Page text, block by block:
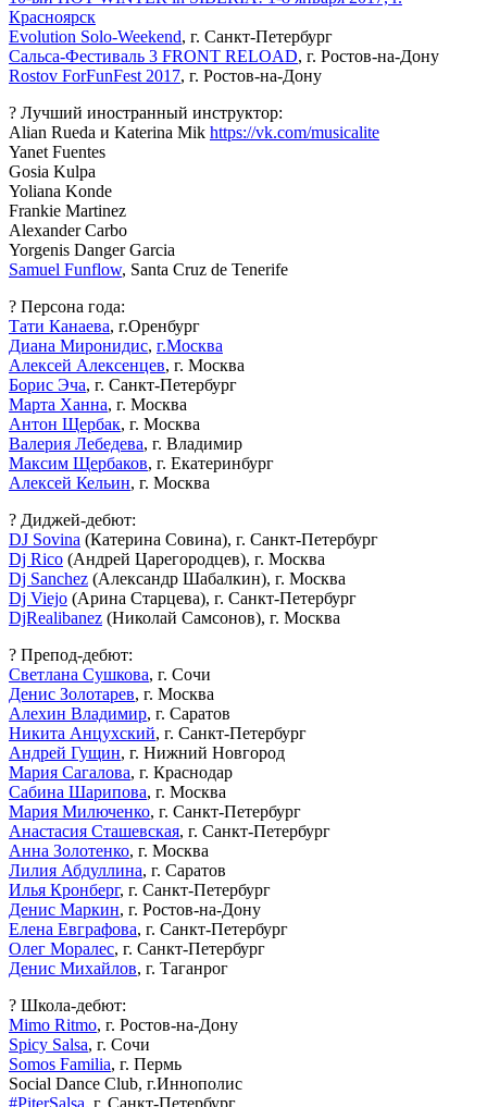
Красноярск
Evolution Solo-Weekend, г. Санкт-Петербург
Сальса-Фестиваль 3 FRONT RELOAD, г. Ростов-на-Дону
Rostov ForFunFest 2017, г. Ростов-на-Дону
? Лучший иностранный инструктор:
Alian Rueda и Katerina Mik https://vk.com/musicalite
Yanet Fuentes
Gosia Kulpa
Yoliana Konde
Frankie Martinez
Alexander Carbo
Yorgenis Danger Garcia
Samuel Funflow, Santa Cruz de Tenerife
? Персона года:
Тати Канаева, г.Оренбург
Диана Миронидис, г.Москва
Алексей Алексенцев, г. Москва
Борис Эча, г. Санкт-Петербург
Марта Ханна, г. Москва
Антон Щербак, г. Москва
Валерия Лебедева, г. Владимир
Максим Щербаков, г. Екатеринбург
Алексей Кельин, г. Москва
? Диджей-дебют:
DJ Sovina (Катерина Совина), г. Санкт-Петербург
Dj Rico (Андрей Царегородцев), г. Москва
Dj Sanchez (Александр Шабалкин), г. Москва
Dj Viejo (Арина Старцева), г. Санкт-Петербург
DjRealibanez (Николай Самсонов), г. Москва
? Препод-дебют:
Светлана Сушкова, г. Сочи
Денис Золотарев, г. Москва
Алехин Владимир, г. Саратов
Никита Анцухский, г. Санкт-Петербург
Андрей Гущин, г. Нижний Новгород
Мария Сагалова, г. Краснодар
Сабина Шарипова, г. Москва
Мария Милюченко, г. Санкт-Петербург
Анастасия Сташевская, г. Санкт-Петербург
Анна Золотенко, г. Москва
Лилия Абдуллина, г. Саратов
Илья Кронберг, г. Санкт-Петербург
Денис Маркин, г. Ростов-на-Дону
Елена Евграфова, г. Санкт-Петербург
Олег Моралес, г. Санкт-Петербург
Денис Михайлов, г. Таганрог
? Школа-дебют:
Mimo Ritmo, г. Ростов-на-Дону
Spicy Salsa, г. Сочи
Somos Familia, г. Пермь
Social Dance Club, г.Иннополис